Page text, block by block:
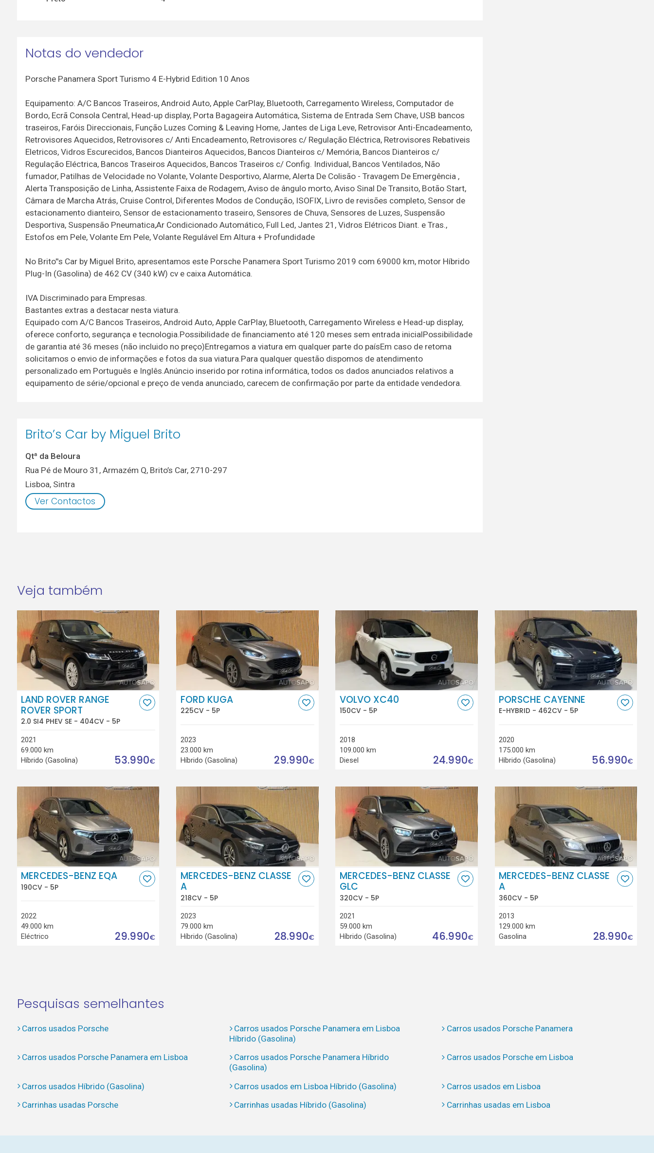
Notas do vendedor
Porsche Panamera Sport Turismo 4 E-Hybrid Edition 10 Anos
Equipamento: A/C Bancos Traseiros, Android Auto, Apple CarPlay, Bluetooth, Carregamento Wireless, Computador de
Bordo, Ecrã Consola Central, Head-up display, Porta Bagageira Automática, Sistema de Entrada Sem Chave, USB bancos
traseiros, Faróis Direccionais, Função Luzes Coming & Leaving Home, Jantes de Liga Leve, Retrovisor Anti-Encadeamento,
Retrovisores Aquecidos, Retrovisores c/ Anti Encadeamento, Retrovisores c/ Regulação Eléctrica, Retrovisores Rebativeis
Eletricos, Vidros Escurecidos, Bancos Dianteiros Aquecidos, Bancos Dianteiros c/ Memória, Bancos Dianteiros c/
Regulação Eléctrica, Bancos Traseiros Aquecidos, Bancos Traseiros c/ Config. Individual, Bancos Ventilados, Não
fumador, Patilhas de Velocidade no Volante, Volante Desportivo, Alarme, Alerta De Colisão - Travagem De Emergência ,
Alerta Transposição de Linha, Assistente Faixa de Rodagem, Aviso de ângulo morto, Aviso Sinal De Transito, Botão Start,
Câmara de Marcha Atrás, Cruise Control, Diferentes Modos de Condução, ISOFIX, Livro de revisões completo, Sensor de
estacionamento dianteiro, Sensor de estacionamento traseiro, Sensores de Chuva, Sensores de Luzes, Suspensão
Desportiva, Suspensão Pneumatica,Ar Condicionado Automático, Full Led, Jantes 21, Vidros Elétricos Diant. e Tras.,
Estofos em Pele, Volante Em Pele, Volante Regulável Em Altura + Profundidade
No Brito''s Car by Miguel Brito, apresentamos este Porsche Panamera Sport Turismo 2019 com 69000 km, motor Híbrido
Plug-In (Gasolina) de 462 CV (340 kW) cv e caixa Automática.
IVA Discriminado para Empresas.
Bastantes extras a destacar nesta viatura.
Equipado com A/C Bancos Traseiros, Android Auto, Apple CarPlay, Bluetooth, Carregamento Wireless e Head-up display,
oferece conforto, segurança e tecnologia.Possibilidade de financiamento até 120 meses sem entrada inicialPossibilidade
de garantia até 36 meses (não incluido no preço)Entregamos a viatura em qualquer parte do paísEm caso de retoma
solicitamos o envio de informações e fotos da sua viatura.Para qualquer questão dispomos de atendimento
personalizado em Português e Inglês.Anúncio inserido por rotina informática, todos os dados anunciados relativos a
equipamento de série/opcional e preço de venda anunciado, carecem de confirmação por parte da entidade vendedora.
Brito’s Car by Miguel Brito
Qtª da Beloura
Rua Pé de Mouro 31, Armazém Q, Brito’s Car, 2710-297
Lisboa, Sintra
Ver Contactos
Veja também
LAND ROVER RANGE
ROVER SPORT
2.0 SI4 PHEV SE - 404CV - 5P
2021
69.000 km
Híbrido (Gasolina)
53.990€
FORD KUGA
225CV - 5P
2023
23.000 km
Híbrido (Gasolina)
29.990€
VOLVO XC40
150CV - 5P
2018
109.000 km
Diesel
24.990€
PORSCHE CAYENNE
E-HYBRID - 462CV - 5P
2020
175.000 km
Híbrido (Gasolina)
56.990€
MERCEDES-BENZ EQA
190CV - 5P
2022
49.000 km
Eléctrico
29.990€
MERCEDES-BENZ CLASSE
A
218CV - 5P
2023
79.000 km
Híbrido (Gasolina)
28.990€
MERCEDES-BENZ CLASSE
GLC
320CV - 5P
2021
59.000 km
Híbrido (Gasolina)
46.990€
MERCEDES-BENZ CLASSE
A
360CV - 5P
2013
129.000 km
Gasolina
28.990€
Pesquisas semelhantes
Carros usados Porsche
Carros usados Porsche Panamera em Lisboa
Híbrido (Gasolina)
Carros usados Porsche Panamera
Carros usados Porsche Panamera em Lisboa
Carros usados Porsche Panamera Híbrido
(Gasolina)
Carros usados Porsche em Lisboa
Carros usados Híbrido (Gasolina) Carros usados em Lisboa Híbrido (Gasolina)
Carros usados em Lisboa
Carrinhas usadas Porsche
Carrinhas usadas Híbrido (Gasolina) Carrinhas usadas em Lisboa